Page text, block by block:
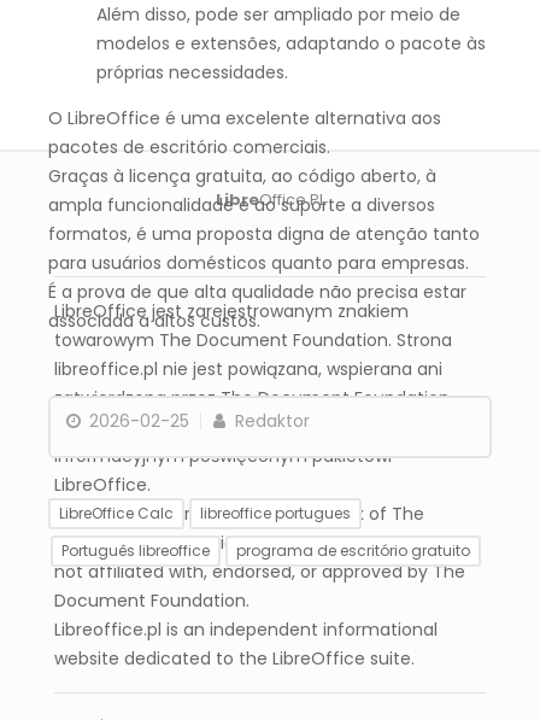
Além disso, pode ser ampliado por meio de
modelos e extensões, adaptando o pacote às
próprias necessidades.
O LibreOffice é uma excelente alternativa aos
pacotes de escritório comerciais.
Graças à licença gratuita, ao código aberto, à
ampla funcionalidade e ao suporte a diversos
formatos, é uma proposta digna de atenção tanto
para usuários domésticos quanto para empresas.
É a prova de que alta qualidade não precisa estar
associada a altos custos.
2026-02-25 Redaktor
LibreOffice Calc
libreoffice portugues
Português libreoffice
programa de escritório gratuito
LibreOffice Math –
Ferramenta poderosa
LibreOffice do zero –
Parte 1: Configuração e
LibreOffice PL
LibreOffice jest zarejestrowanym znakiem
towarowym The Document Foundation. Strona
libreoffice.pl nie jest powiązana, wspierana ani
zatwierdzona przez The Document Foundation.
Libreoffice.pl jest niezależnym serwisem
informacyjnym poświęconym pakietowi
LibreOffice.
LibreOffice is a registered trademark of The
Document Foundation. The website libreoffice.pl is
not affiliated with, endorsed, or approved by The
Document Foundation.
Libreoffice.pl is an independent informational
website dedicated to the LibreOffice suite.